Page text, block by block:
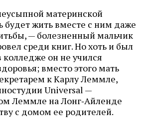
материнской
будет жить вместе с ним даже
— болезненный мальчик
среди книг. Но хоть и был
он не учился
вместо этого мать
к Карлу Леммле,
Universal —
Леммле на Лонг‑Айленде
с домом ее родителей.